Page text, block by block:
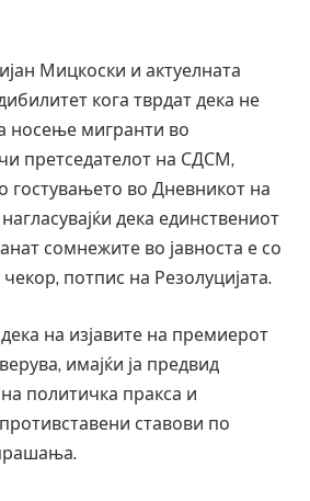
Мицкоски и актуелната
кога тврдат дека не
носење мигранти во
претседателот на СДСМ,
гостувањето во Дневникот на
дека единствениот
сомнежите во јавноста е со
потпис на Резолуцијата.
на изјавите на премиерот
имајќи ја предвид
политичка пракса и
ставови по